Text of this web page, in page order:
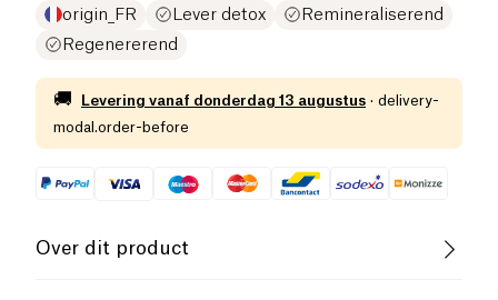
origin_FR Lever detox
Remineraliserend
Regenererend
🚚 Levering vanaf donderdag 13 augustus · delivery-
modal.order-before
Over dit product